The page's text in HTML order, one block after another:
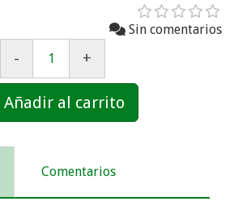
Sin comentarios
- +
Añadir al carrito
Comentarios